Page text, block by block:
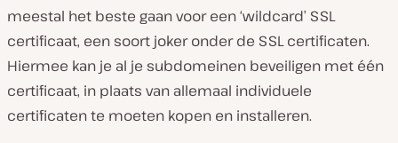
meestal het beste gaan voor een ‘wildcard’ SSL
certificaat, een soort joker onder de SSL certificaten.
Hiermee kan je al je subdomeinen beveiligen met één
certificaat, in plaats van allemaal individuele
certificaten te moeten kopen en installeren.